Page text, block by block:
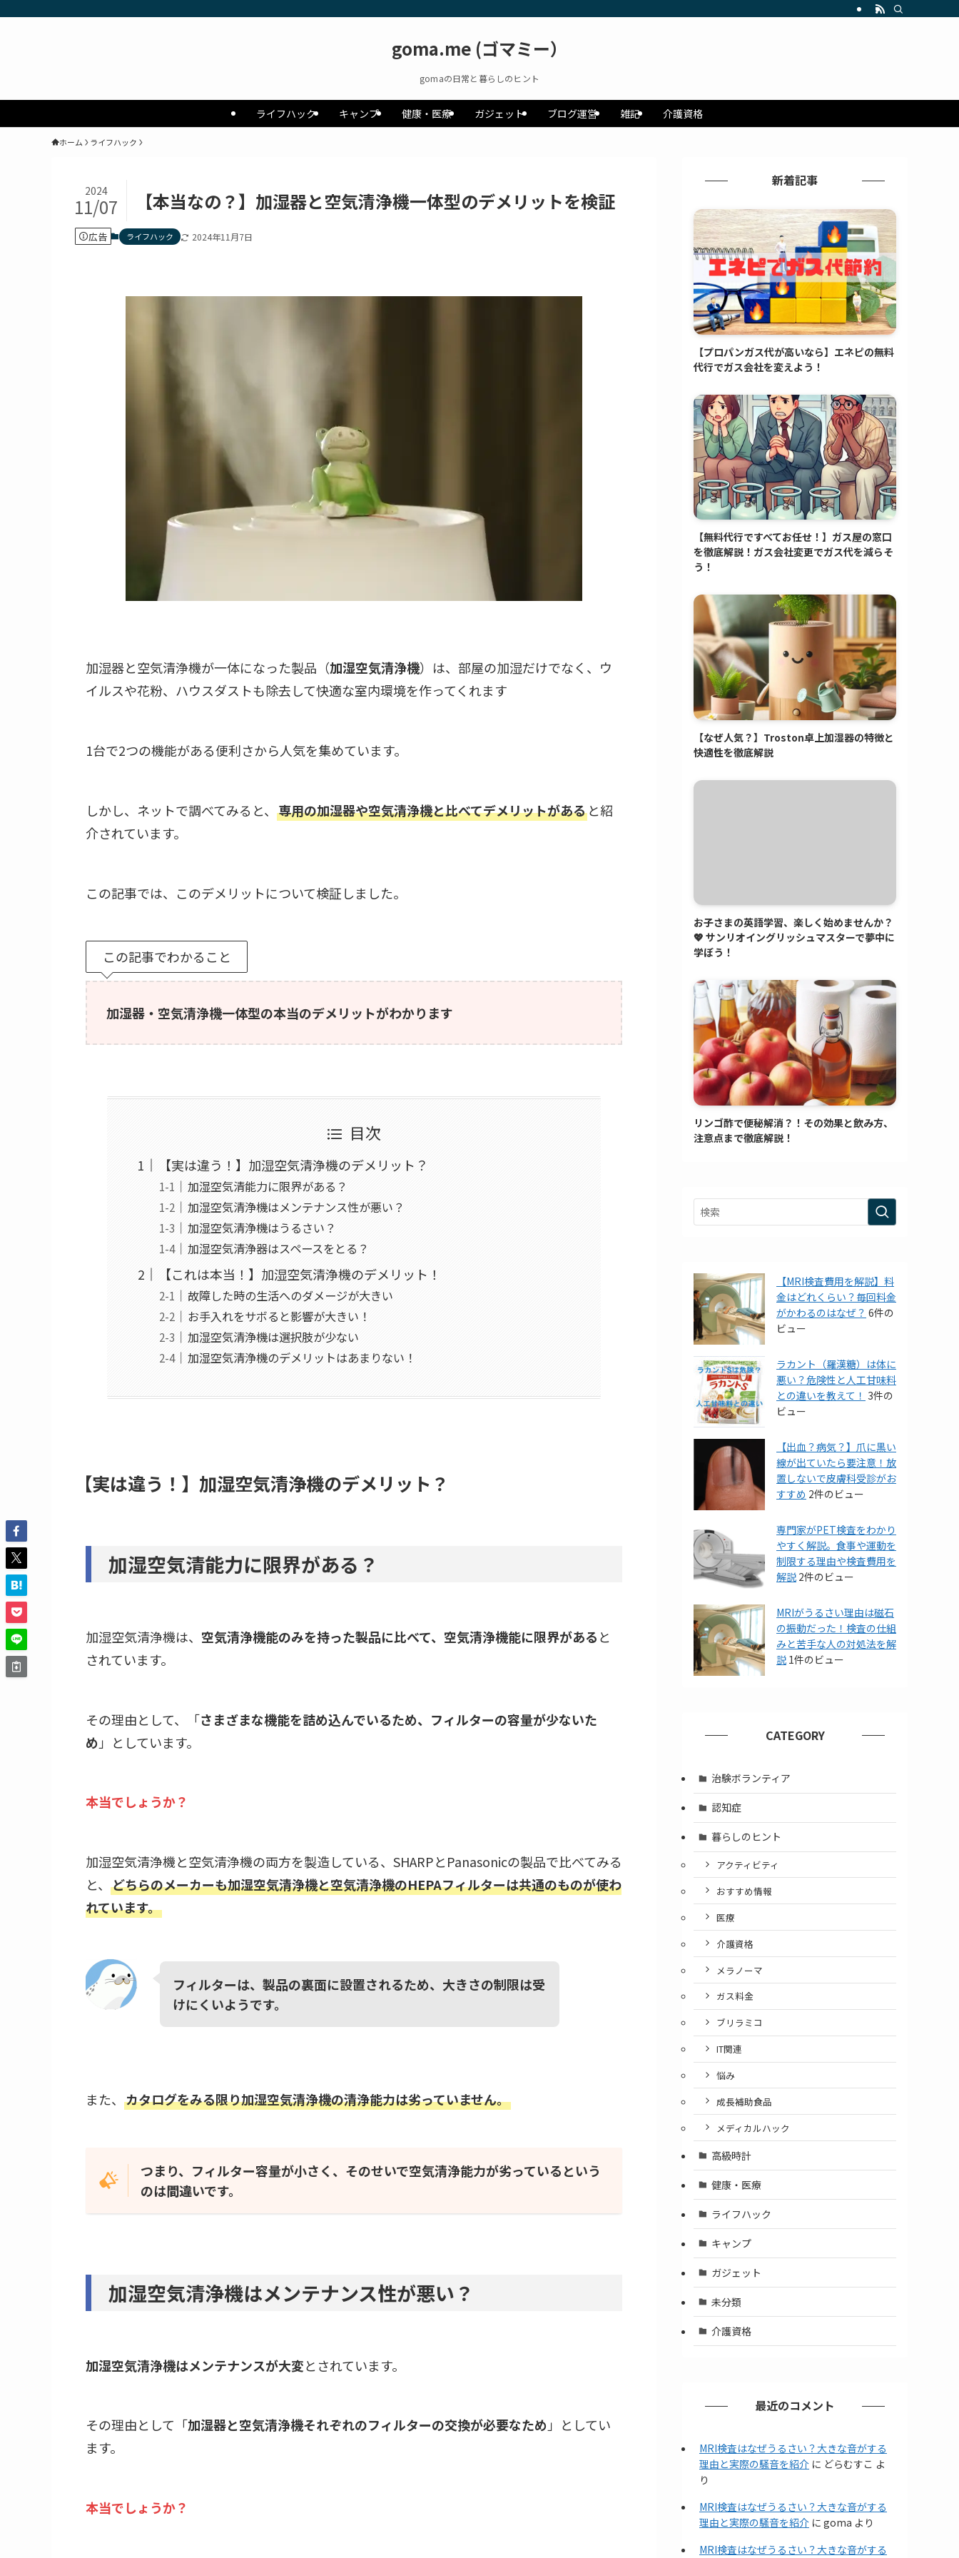
goma.me (ゴマミー）
gomaの日常と暮らしのヒント
ライフハック キャンプ 健康・医療 ガジェット ブログ運営 雑記 介護資格
ホーム ライフハック
【本当なの？】加湿器と空気清浄機一体型のデメリットを検証
2024
11/07
広告 ライフハック 2024年11月7日
加湿器と空気清浄機が一体になった製品（加湿空気清浄機）は、部屋の加湿だけでなく、ウ
イルスや花粉、ハウスダストも除去して快適な室内環境を作ってくれます
1台で2つの機能がある便利さから人気を集めています。
しかし、ネットで調べてみると、 専用の加湿器や空気清浄機と比べてデメリットがあると紹
介されています。
この記事では、このデメリットについて検証しました。
この記事でわかること
加湿器・空気清浄機一体型の本当のデメリットがわかります
目次
【実は違う！】加湿空気清浄機のデメリット？
加湿空気清能力に限界がある？
加湿空気清浄機はメンテナンス性が悪い？
加湿空気清浄機はうるさい？
加湿空気清浄器はスペースをとる？
【これは本当！】加湿空気清浄機のデメリット！
故障した時の生活へのダメージが大きい
お手入れをサボると影響が大きい！
加湿空気清浄機は選択肢が少ない
加湿空気清浄機のデメリットはあまりない！
【実は違う！】加湿空気清浄機のデメリット？
加湿空気清能力に限界がある？
加湿空気清浄機は、 空気清浄機能のみを持った製品に比べて、空気清浄機能に限界があると
されています。
その理由として、「さまざまな機能を詰め込んでいるため、フィルターの容量が少ないた
め 」としています。
本当でしょうか？
加湿空気清浄機と空気清浄機の両方を製造している、SHARPとPanasonicの製品で比べてみる
と、 どちらのメーカーも加湿空気清浄機と空気清浄機のHEPAフィルターは共通のものが使わ
れています。
フィルターは、製品の裏面に設置されるため、大きさの制限は受
けにくいようです。
また、 カタログをみる限り加湿空気清浄機の清浄能力は劣っていません。
つまり、フィルター容量が小さく、そのせいで空気清浄能力が劣っているという
のは間違いです。
加湿空気清浄機はメンテナンス性が悪い？
加湿空気清浄機はメンテナンスが大変とされています。
その理由として「加湿器と空気清浄機それぞれのフィルターの交換が必要なため」としてい
ます。
本当でしょうか？
新着記事
【プロパンガス代が高いなら】エネピの無料
代行でガス会社を変えよう！
【無料代行ですべてお任せ！】ガス屋の窓口
を徹底解説！ガス会社変更でガス代を減らそ
う！
【なぜ人気？】Troston卓上加湿器の特徴と
快適性を徹底解説
お子さまの英語学習、楽しく始めませんか？
💖 サンリオイングリッシュマスターで夢中に
学ぼう！
リンゴ酢で便秘解消？！その効果と飲み方、
注意点まで徹底解説！
【MRI検査費用を解説】料
金はどれくらい？毎回料金
がかわるのはなぜ？ 6件の
ビュー
ラカント（羅漢糖）は体に
悪い？危険性と人工甘味料
との違いを教えて！ 3件の
ビュー
【出血？病気？】爪に黒い
線が出ていたら要注意！放
置しないで皮膚科受診がお
すすめ 2件のビュー
専門家がPET検査をわかり
やすく解説。食事や運動を
制限する理由や検査費用を
解説 2件のビュー
MRIがうるさい理由は磁石
の振動だった！検査の仕組
みと苦手な人の対処法を解
説 1件のビュー
CATEGORY
治験ボランティア
認知症
暮らしのヒント
アクティビティ
おすすめ情報
医療
介護資格
メラノーマ
ガス料金
ブリラミコ
IT関連
悩み
成長補助食品
メディカルハック
高級時計
健康・医療
ライフハック
キャンプ
ガジェット
未分類
介護資格
最近のコメント
MRI検査はなぜうるさい？大きな音がする
理由と実際の騒音を紹介 に どらむすこ よ
り
MRI検査はなぜうるさい？大きな音がする
理由と実際の騒音を紹介 に goma より
MRI検査はなぜうるさい？大きな音がする